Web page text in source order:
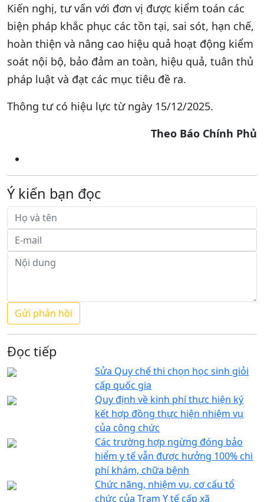
Kiến nghị, tư vấn với đơn vị được kiểm toán các
biện pháp khắc phục các tồn tại, sai sót, hạn chế,
hoàn thiện và nâng cao hiệu quả hoạt động kiểm
soát nội bộ, bảo đảm an toàn, hiệu quả, tuân thủ
pháp luật và đạt các mục tiêu đề ra.
Thông tư có hiệu lực từ ngày 15/12/2025.
Theo Báo Chính Phủ
Ý kiến bạn đọc
Đọc tiếp
Sửa Quy chế thi chọn học sinh giỏi
cấp quốc gia
Quy định về kinh phí thực hiện ký
kết hợp đồng thực hiện nhiệm vụ
của công chức
Các trường hợp ngừng đóng bảo
hiểm y tế vẫn được hưởng 100% chi
phí khám, chữa bệnh
Chức năng, nhiệm vụ, cơ cấu tổ
chức của Trạm Y tế cấp xã